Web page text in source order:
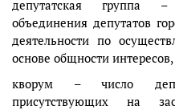
депутатская группа –
объединения депутатов
деятельности по
основе общности
кворум – число
присутствующих на